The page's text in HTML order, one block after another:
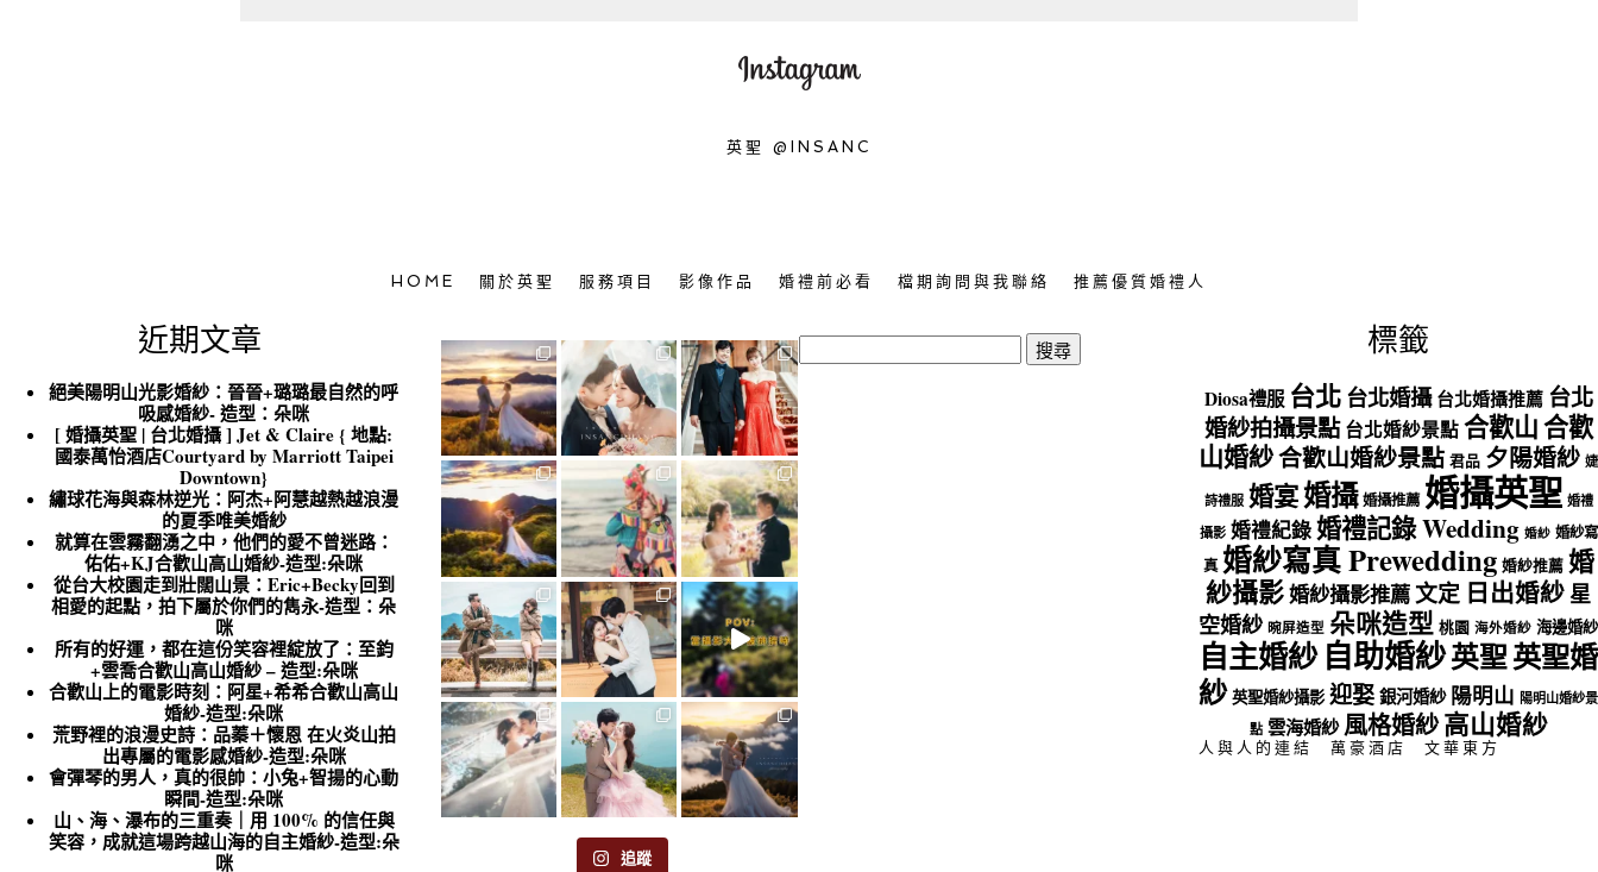
英聖 @INSANC
HOME 關於英聖 服務項目 影像作品 婚禮前必看 檔期詢問與我聯絡 推薦優質婚禮人
近期文章
絕美陽明山光影婚紗：晉晉+璐璐最自然的呼
吸感婚紗- 造型：朵咪
[ 婚攝英聖 | 台北婚攝 ] Jet & Claire { 地點:
國泰萬怡酒店Courtyard by Marriott Taipei
Downtown}
繡球花海與森林逆光：阿杰+阿慧越熱越浪漫
的夏季唯美婚紗
就算在雲霧翻湧之中，他們的愛不曾迷路：
佑佑+KJ合歡山高山婚紗-造型:朵咪
從台大校園走到壯闊山景：Eric+Becky回到
相愛的起點，拍下屬於你們的雋永-造型：朵
咪
所有的好運，都在這份笑容裡綻放了：至鈞
+雲喬合歡山高山婚紗 – 造型:朵咪
合歡山上的電影時刻：阿星+希希合歡山高山
婚紗-造型:朵咪
荒野裡的浪漫史詩：品蓁＋懷恩 在火炎山拍
出專屬的電影感婚紗-造型:朵咪
會彈琴的男人，真的很帥：小兔+智揚的心動
瞬間-造型:朵咪
山、海、瀑布的三重奏｜用 100% 的信任與
笑容，成就這場跨越山海的自主婚紗-造型:朵
咪
追蹤
搜
尋
標籤
Diosa禮服 台北 台北婚攝 台北婚攝推薦 台北
婚紗拍攝景點 台北婚紗景點 合歡山合歡
山婚紗合歡山婚紗景點 君品 夕陽婚紗 婕
詩禮服 婚宴婚攝 婚攝推薦 婚攝英聖 婚禮
攝影 婚禮紀錄婚禮記錄 Wedding 婚紗 婚紗寫
真 婚紗寫真 Prewedding 婚紗推薦 婚
紗攝影婚紗攝影推薦文定 日出婚紗星
空婚紗 晼屏造型 朵咪造型 桃園 海外婚紗 海邊婚紗
自主婚紗 自助婚紗英聖英聖婚
紗 英聖婚紗攝影 迎娶銀河婚紗 陽明山 陽明山婚紗景
點 雲海婚紗 風格婚紗高山婚紗
人與人的連結 萬豪酒店 文華東方